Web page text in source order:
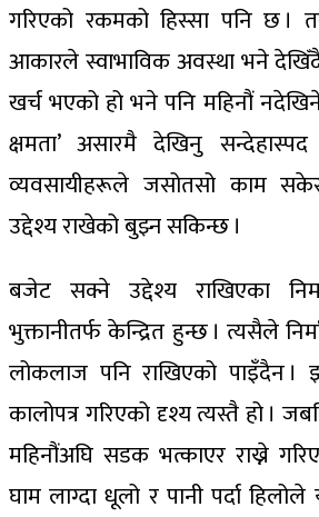
गरिएको रकमको हिस्सा पनि छ ।
आकारले स्वाभाविक अवस्था भने
खर्च भएको हो भने पनि महिनौं नदेखिने
क्षमता’ असारमै देखिनु
व्यवसायीहरूले जसोतसो काम
उद्देश्य राखेको बुझ्न सकिन्छ ।
बजेट सक्ने उद्देश्य राखिएका
भुक्तानीतर्फ केन्द्रित हुन्छ । त्यसैले
लोकलाज पनि राखिएको पाइँदैन
कालोपत्र गरिएको दृश्य त्यस्तै हो ।
महिनौंअघि सडक भत्काएर राख्ने
घाम लाग्दा धूलो र पानी पर्दा हिलोले